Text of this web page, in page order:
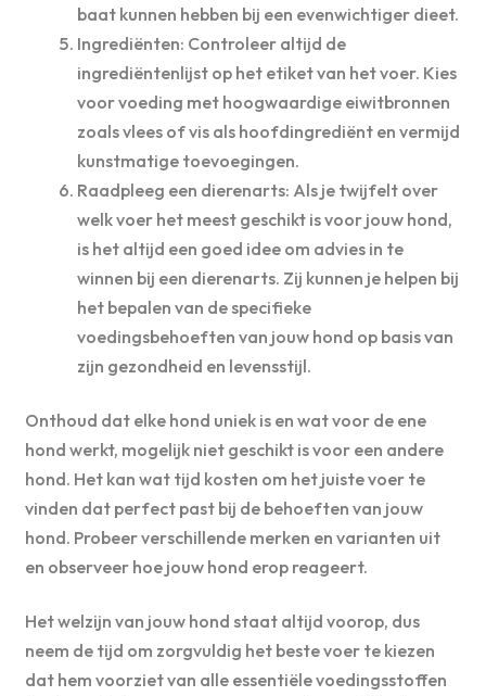
baat kunnen hebben bij een evenwichtiger dieet.
Ingrediënten: Controleer altijd de
ingrediëntenlijst op het etiket van het voer. Kies
voor voeding met hoogwaardige eiwitbronnen
zoals vlees of vis als hoofdingrediënt en vermijd
kunstmatige toevoegingen.
Raadpleeg een dierenarts: Als je twijfelt over
welk voer het meest geschikt is voor jouw hond,
is het altijd een goed idee om advies in te
winnen bij een dierenarts. Zij kunnen je helpen bij
het bepalen van de specifieke
voedingsbehoeften van jouw hond op basis van
zijn gezondheid en levensstijl.
Onthoud dat elke hond uniek is en wat voor de ene
hond werkt, mogelijk niet geschikt is voor een andere
hond. Het kan wat tijd kosten om het juiste voer te
vinden dat perfect past bij de behoeften van jouw
hond. Probeer verschillende merken en varianten uit
en observeer hoe jouw hond erop reageert.
Het welzijn van jouw hond staat altijd voorop, dus
neem de tijd om zorgvuldig het beste voer te kiezen
dat hem voorziet van alle essentiële voedingsstoffen